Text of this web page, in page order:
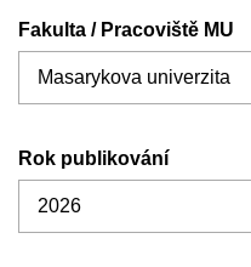
Fakulta / Pracoviště MU
Rok publikování